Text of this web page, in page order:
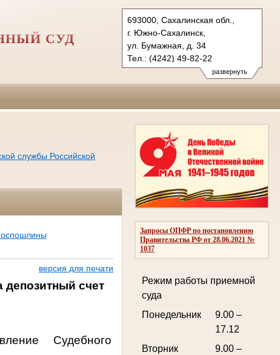
развернуть
693000, Сахалинская обл.,
г. Южно-Сахалинск,
ул. Бумажная, д. 34
Тел.: (4242) 49-82-22
yusgvs.sah@sudrf.ru
СУД
Запросы ОПФР по постановлению
Правительства РФ от 28.06.2021 №
1037
Режим работы приемной
суда
Понедельник
9.00 –
17.12
Вторник
9.00 –
службы Российской
версия для печати
счет
Судебного